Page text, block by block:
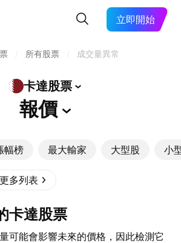
立即開始
所有股票 成交量異常
卡達股票
報價
幅榜 最大輸家 大型股 小
多列表
卡達股票
可能會影響未來的價格，因此檢測它